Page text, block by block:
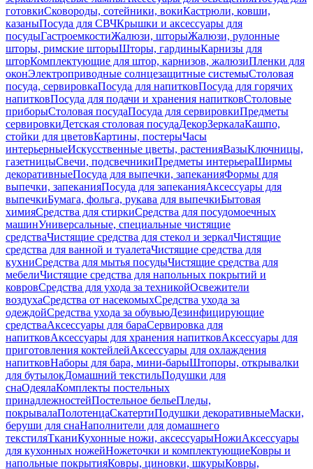
готовкиСковороды, сотейники, вокиКастрюли, ковши,
казаныПосуда для СВЧКрышки и аксессуары для
посудыГастроемкостиЖалюзи, шторыЖалюзи, рулонные
шторы, римские шторыШторы, гардиныКарнизы для
шторКомплектующие для штор, карнизов, жалюзиПленки для
оконЭлектроприводные солнцезащитные системыСтоловая
посуда, сервировкаПосуда для напитковПосуда для горячих
напитковПосуда для подачи и хранения напитковСтоловые
приборыСтоловая посудаПосуда для сервировкиПредметы
сервировкиДетская столовая посудаДекорЗеркалаКашпо,
стойки для цветовКартины, постерыЧасы
интерьерныеИскусственные цветы, растенияВазыКлючницы,
газетницыСвечи, подсвечникиПредметы интерьераШирмы
декоративныеПосуда для выпечки, запеканияФормы для
выпечки, запеканияПосуда для запеканияАксессуары для
выпечкиБумага, фольга, рукава для выпечкиБытовая
химияСредства для стиркиСредства для посудомоечных
машинУниверсальные, специальные чистящие
средстваЧистящие средства для стекол и зеркалЧистящие
средства для ванной и туалетаЧистящие средства для
кухниСредства для мытья посудыЧистящие средства для
мебелиЧистящие средства для напольных покрытий и
ковровСредства для ухода за техникойОсвежители
воздухаСредства от насекомыхСредства ухода за
одеждойСредства ухода за обувьюДезинфицирующие
средстваАксессуары для бараСервировка для
напитковАксессуары для хранения напитковАксессуары для
приготовления коктейлейАксессуары для охлаждения
напитковНаборы для бара, мини-барыШтопоры, открывалки
для бутылокДомашний текстильПодушки для
снаОдеялаКомплекты постельных
принадлежностейПостельное бельеПледы,
покрывалаПолотенцаСкатертиПодушки декоративныеМаски,
беруши для снаНаполнители для домашнего
текстиляТканиКухонные ножи, аксессуарыНожиАксессуары
для кухонных ножейНожеточки и комплектующиеКовры и
напольные покрытияКовры, циновки, шкурыКовры,